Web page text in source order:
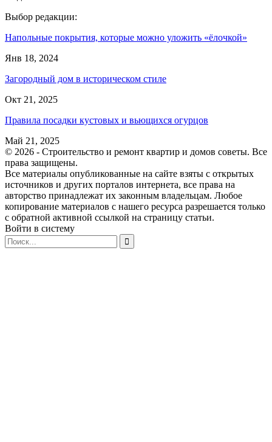
Выбор редакции:
Напольные покрытия, которые можно уложить «ёлочкой»
Янв 18, 2024
Загородный дом в историческом стиле
Окт 21, 2025
Правила посадки кустовых и вьющихся огурцов
Май 21, 2025
© 2026 - Строительство и ремонт квартир и домов советы. Все
права защищены.
Все материалы опубликованные на сайте взяты с открытых
источников и других порталов интернета, все права на
авторство принадлежат их законным владельцам. Любое
копирование материалов с нашего ресурса разрешается только
с обратной активной ссылкой на страницу статьи.
Войти в систему